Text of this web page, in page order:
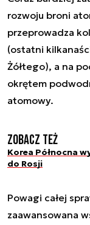
rozwoju broni
przeprowadza
(ostatni
Żółtego), a na
okrętem
atomowy.
Zobacz też
Korea Północna
do Rosji
Powagi całej
zaawansowana